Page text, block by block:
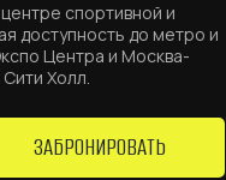
ЗАБРОНИРОВАТЬ
спортивной и
доступность до метро и
Центра и Москва-
Холл.